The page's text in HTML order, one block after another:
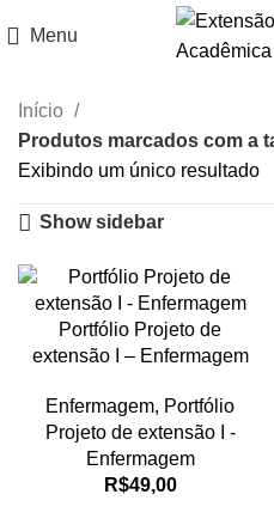
Menu
Início
Produtos marcados com a
Exibindo um único resultado
Show sidebar
Portfólio Projeto de
extensão I – Enfermagem
Enfermagem, Portfólio
Projeto de extensão I -
Enfermagem
R$49,00